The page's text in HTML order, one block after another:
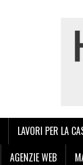
LAVORI PER LA
AGENZIE WEB